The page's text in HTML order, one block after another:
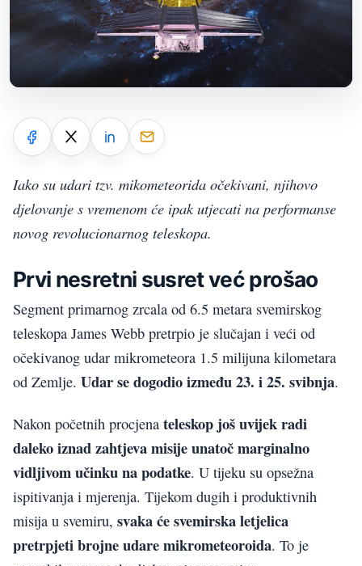
Iako su udari tzv. mikometeorida očekivani, njihovo
djelovanje s vremenom će ipak utjecati na performanse
novog revolucionarnog teleskopa.
Prvi nesretni susret već prošao
Segment primarnog zrcala od 6.5 metara svemirskog
teleskopa James Webb pretrpio je slučajan i veći od
očekivanog udar mikrometeora 1.5 milijuna kilometara
od Zemlje. Udar se dogodio između 23. i 25. svibnja.
Nakon početnih procjena teleskop još uvijek radi
daleko iznad zahtjeva misije unatoč marginalno
vidljivom učinku na podatke. U tijeku su opsežna
ispitivanja i mjerenja. Tijekom dugih i produktivnih
misija u svemiru, svaka će svemirska letjelica
pretrpjeti brojne udare mikrometeoroida. To je